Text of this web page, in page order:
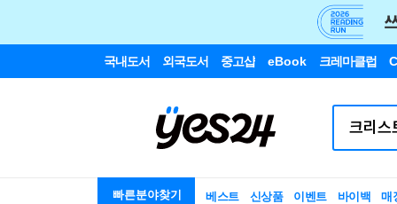
국내도서 외국도서 중고샵 eBook 크레마클럽
빠른분야찾기 베스트 신상품 이벤트 바이백 매